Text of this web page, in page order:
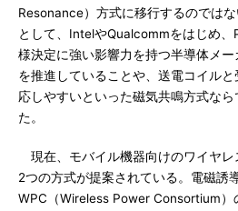
Resonance）方式に移行するのでは
として、IntelやQualcommをはじめ
様決定に強い影響力を持つ半導体メ
を推進していることや、送電コイル
応しやすいといった磁気共鳴方式な
た。
現在、モバイル機器向けのワイヤレ
2つの方式が提案されている。電磁誘
WPC（Wireless Power Consortium）